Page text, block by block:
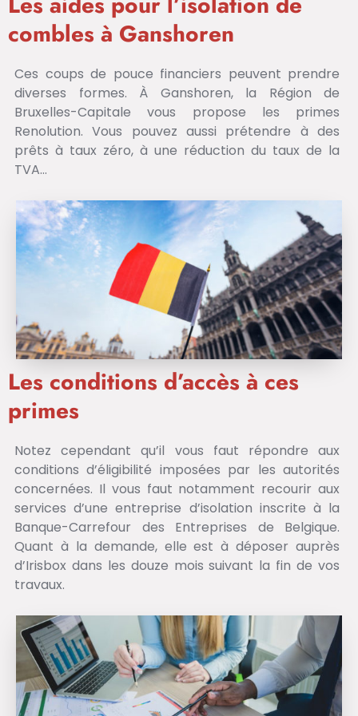
combles à Ganshoren
Ces coups de pouce financiers peuvent prendre
diverses formes. À Ganshoren, la Région de
Bruxelles-Capitale vous propose les primes
Renolution. Vous pouvez aussi prétendre à des
prêts à taux zéro, à une réduction du taux de la
TVA…
Les conditions d’accès à ces
primes
Notez cependant qu’il vous faut répondre aux
conditions d’éligibilité imposées par les autorités
concernées. Il vous faut notamment recourir aux
services d’une entreprise d’isolation inscrite à la
Banque-Carrefour des Entreprises de Belgique.
Quant à la demande, elle est à déposer auprès
d’Irisbox dans les douze mois suivant la fin de vos
travaux.